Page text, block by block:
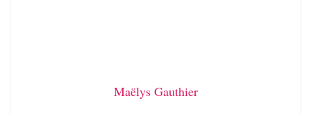
Maëlys Gauthier